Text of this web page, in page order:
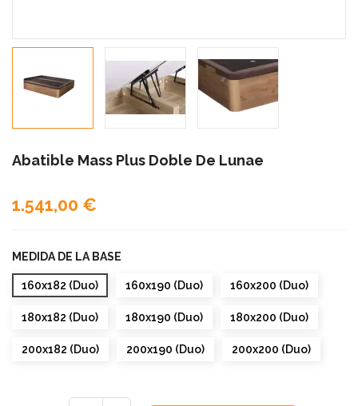
Abatible Mass Plus Doble De Lunae
1.541,00 €
MEDIDA DE LA BASE
160x182 (Duo) 160x190 (Duo) 160x200 (Duo)
180x182 (Duo) 180x190 (Duo) 180x200 (Duo)
200x182 (Duo) 200x190 (Duo) 200x200 (Duo)